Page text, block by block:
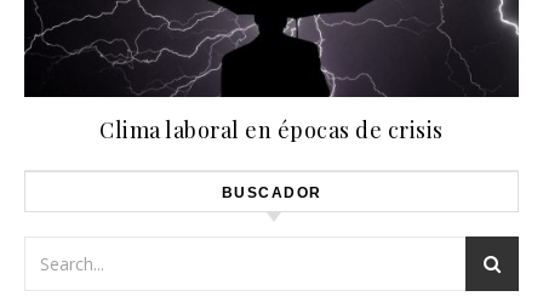
Clima laboral en épocas de crisis
BUSCADOR